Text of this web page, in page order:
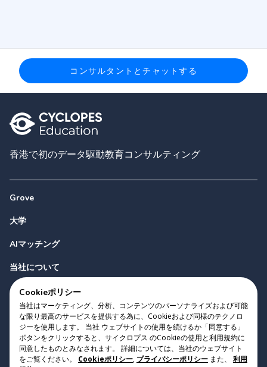
コンサルタントとチャットする
香港で初のデータ駆動教育コンサルティング
Grove
大学
AIマッチング
当社について
お問い合わせ
Cookieポリシー
当社はマーケティング、分析、コンテンツのパーソナライズおよび可能
な限り最高のサービスを提供する為に、Cookieおよび同様のテクノロ
ジーを使用します。 当社 ウェブサイトの使用を続けるか「同意する」
ボタンをクリックすると、サイクロプス のCookieの使用と利用規約に
同意したものとみなされます。 詳細については、当社のウェブサイト
をご覧ください。
Cookieポリシー, プライバシーポリシー また、
利用